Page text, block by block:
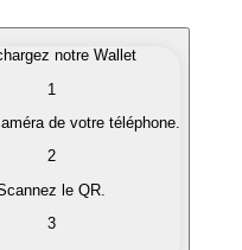
qui vous intéressent
en monnaie
notre Wallet
1
de votre téléphone.
2
le QR.
3